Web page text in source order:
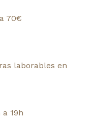
70€
laborables en
19h